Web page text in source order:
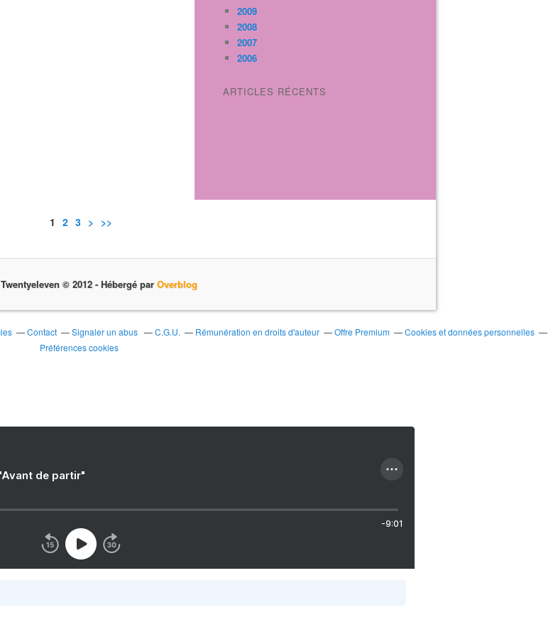
2009
2008
2007
2006
ARTICLES RÉCENTS
1 2 3 > >>
Twentyeleven © 2012 - Hébergé par Overblog
Contact Signaler un abus C.G.U. Rémunération en droits d'auteur Offre Premium
Cookies et données personnelles
Préférences cookies
de partir"
-9:01